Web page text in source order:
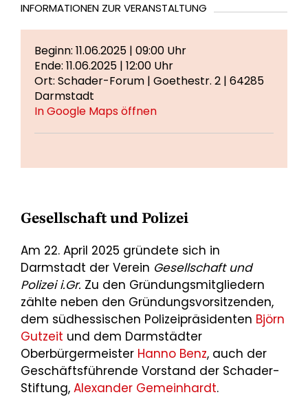
INFORMATIONEN ZUR VERANSTALTUNG
Beginn: 11.06.2025 | 09:00 Uhr
Ende: 11.06.2025 | 12:00 Uhr
Ort: Schader-Forum | Goethestr. 2 | 64285
Darmstadt
In Google Maps öffnen
Gesellschaft und Polizei
Am 22. April 2025 gründete sich in
Darmstadt der Verein Gesellschaft und
Polizei i.Gr. Zu den Gründungsmitgliedern
zählte neben den Gründungsvorsitzenden,
dem südhessischen Polizeipräsidenten Björn
Gutzeit und dem Darmstädter
Oberbürgermeister Hanno Benz, auch der
Geschäftsführende Vorstand der Schader-
Stiftung, Alexander Gemeinhardt.